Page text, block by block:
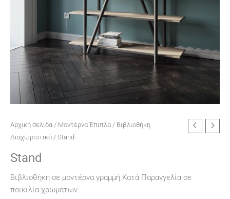
Αρχική σελίδα / Μοντέρνα Έπιπλα / Βιβλιοθήκη
Διαχωριστικό / Stand
Stand
Βιβλιοθήκη σε μοντέρνα γραμμή Κατά Παραγγελία σε
ποικιλία χρωμάτων.